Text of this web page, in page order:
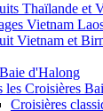
Thaïlande et
Vietnam
Vietnam et
d'Halong
les Croisières
Croisières